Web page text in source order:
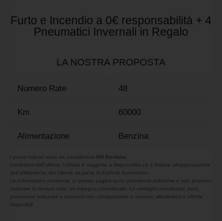
Furto e Incendio a 0€ responsabilità + 4
Pneumatici Invernali in Regalo
LA NOSTRA PROPOSTA
Numero Rate 48
Km 60000
Alimentazione Benzina
I prezzi indicati sono da considerarsi IVA Esclusa
Condizioni dell’offerta: l’offerta è soggetta a disponibilità ed è limitata all’approvazione
dell’affidamento del Cliente da parte di Ecohub Automotive
Le informazioni contenute in questa pagina sono puramente indicative e non possono
costituire in nessun caso un impegno contrattuale. Le immagini visualizzate sono
puramente indicative e possono non corrispondere a versioni, allestimenti e offerte
disponibili.